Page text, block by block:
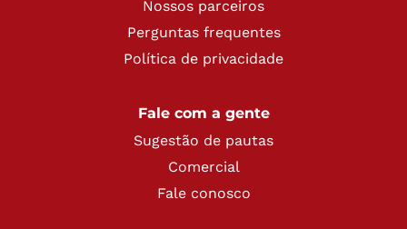
Nossos parceiros
Perguntas frequentes
Política de privacidade
Fale com a gente
Sugestão de pautas
Comercial
Fale conosco